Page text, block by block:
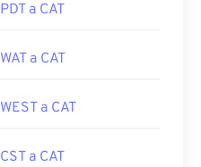
PDT a CAT
WAT a CAT
WEST a CAT
CST a CAT